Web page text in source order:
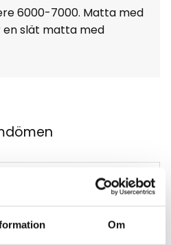
Om
6000-7000. Matta med
en slät matta med